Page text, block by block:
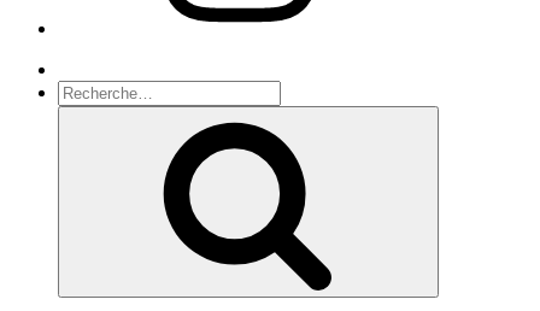
Recherche
pour